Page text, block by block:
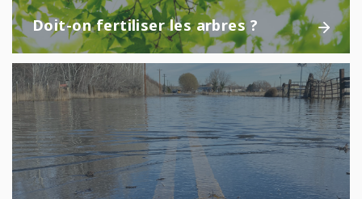
Doit-on fertiliser les arbres ?